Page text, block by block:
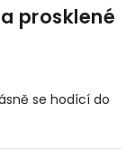
prosklené
se hodící do